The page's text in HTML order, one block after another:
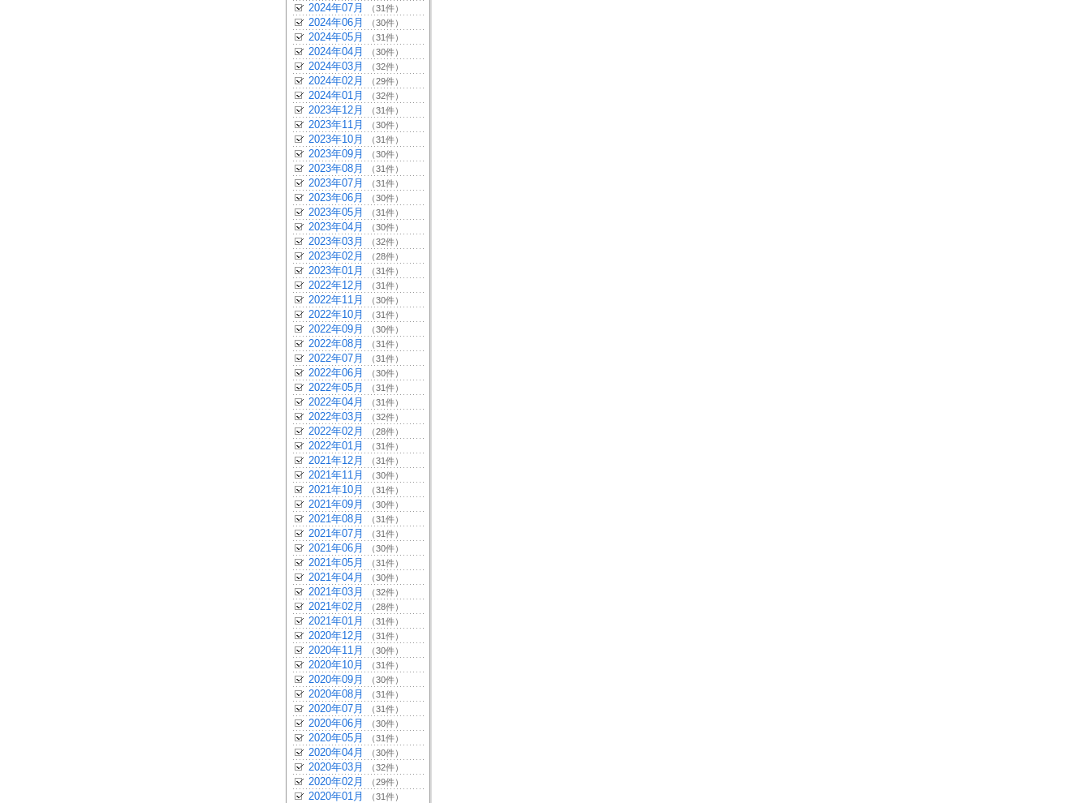
2024年07月 （31件）
2024年06月 （30件）
2024年05月 （31件）
2024年04月 （30件）
2024年03月 （32件）
2024年02月 （29件）
2024年01月 （32件）
2023年12月 （31件）
2023年11月 （30件）
2023年10月 （31件）
2023年09月 （30件）
2023年08月 （31件）
2023年07月 （31件）
2023年06月 （30件）
2023年05月 （31件）
2023年04月 （30件）
2023年03月 （32件）
2023年02月 （28件）
2023年01月 （31件）
2022年12月 （31件）
2022年11月 （30件）
2022年10月 （31件）
2022年09月 （30件）
2022年08月 （31件）
2022年07月 （31件）
2022年06月 （30件）
2022年05月 （31件）
2022年04月 （31件）
2022年03月 （32件）
2022年02月 （28件）
2022年01月 （31件）
2021年12月 （31件）
2021年11月 （30件）
2021年10月 （31件）
2021年09月 （30件）
2021年08月 （31件）
2021年07月 （31件）
2021年06月 （30件）
2021年05月 （31件）
2021年04月 （30件）
2021年03月 （32件）
2021年02月 （28件）
2021年01月 （31件）
2020年12月 （31件）
2020年11月 （30件）
2020年10月 （31件）
2020年09月 （30件）
2020年08月 （31件）
2020年07月 （31件）
2020年06月 （30件）
2020年05月 （31件）
2020年04月 （30件）
2020年03月 （32件）
2020年02月 （29件）
2020年01月 （31件）